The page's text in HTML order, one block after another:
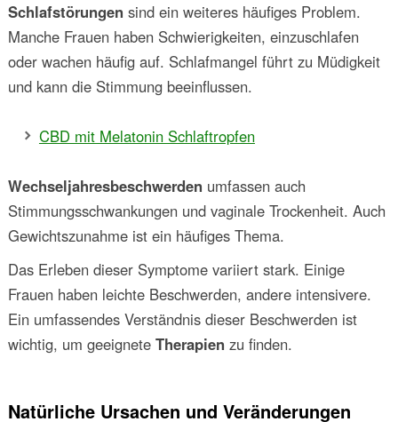
Schlafstörungen sind ein weiteres häufiges Problem.
Manche Frauen haben Schwierigkeiten, einzuschlafen
oder wachen häufig auf. Schlafmangel führt zu Müdigkeit
und kann die Stimmung beeinflussen.
CBD mit Melatonin Schlaftropfen
Wechseljahresbeschwerden umfassen auch
Stimmungsschwankungen und vaginale Trockenheit. Auch
Gewichtszunahme ist ein häufiges Thema.
Das Erleben dieser Symptome variiert stark. Einige
Frauen haben leichte Beschwerden, andere intensivere.
Ein umfassendes Verständnis dieser Beschwerden ist
wichtig, um geeignete Therapien zu finden.
Natürliche Ursachen und Veränderungen